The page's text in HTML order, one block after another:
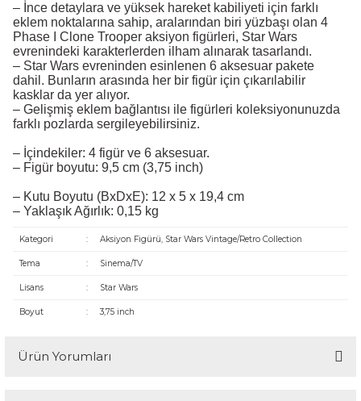
– İnce detaylara ve yüksek hareket kabiliyeti için farklı
eklem noktalarına sahip, aralarından biri yüzbaşı olan 4
Phase I Clone Trooper aksiyon figürleri, Star Wars
evrenindeki karakterlerden ilham alınarak tasarlandı.
– Star Wars evreninden esinlenen 6 aksesuar pakete
dahil. Bunların arasında her bir figür için çıkarılabilir
kasklar da yer alıyor.
– Gelişmiş eklem bağlantısı ile figürleri koleksiyonunuzda
farklı pozlarda sergileyebilirsiniz.
– İçindekiler: 4 figür ve 6 aksesuar.
– Figür boyutu: 9,5 cm (3,75 inch)
– Kutu Boyutu (BxDxE): 12 x 5 x 19,4 cm
– Yaklaşık Ağırlık: 0,15 kg
Kategori : Aksiyon Figürü, Star Wars Vintage/Retro Collection
Tema : Sinema/TV
Lisans : Star Wars
Boyut : 3,75 inch
Ürün Yorumları